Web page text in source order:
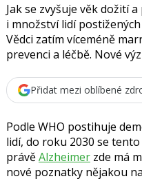
Jak se zvyšuje věk dožití
i množství lidí
Vědci zatím víceméně
prevenci a léčbě. Nové
Přidat mezi oblíbené
Podle WHO postihuje
lidí, do roku 2030 se
právěAlzheimerzde má
nové poznatky nějakou